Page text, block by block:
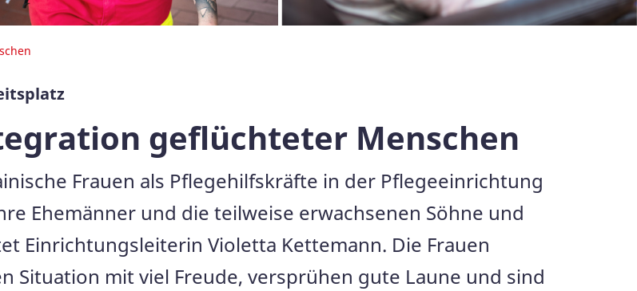
geflüchteter Menschen
Frauen als Pflegehilfskräfte in der Pflegeeinrichtung
Ehemänner und die teilweise erwachsenen Söhne und
Einrichtungsleiterin Violetta Kettemann. Die Frauen
Situation mit viel Freude, versprühen gute Laune und sind